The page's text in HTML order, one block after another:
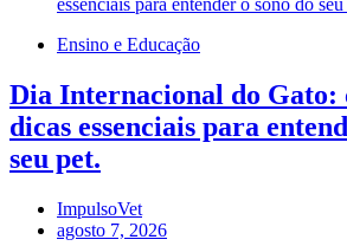
Ensino e Educação
Dia Internacional do Gato:
dicas essenciais para
seu pet.
ImpulsoVet
agosto 7, 2026